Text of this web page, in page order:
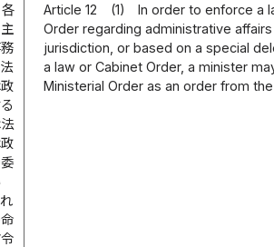
各
Article 12 (1)
In order to enforce a
Order regarding administrative
jurisdiction, or based on a special
a law or Cabinet Order, a minister
Ministerial Order as an order from